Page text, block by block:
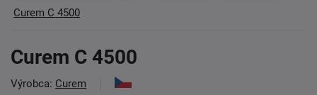
Curem C 4500
Curem C 4500
Výrobca: Curem